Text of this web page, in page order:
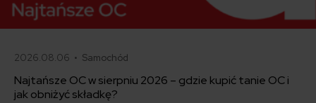
2026.08.06 • Samochód
Najtańsze OC w sierpniu 2026 – gdzie kupić tanie OC i
jak obniżyć składkę?